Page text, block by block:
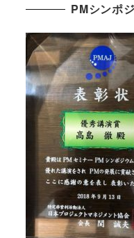
PMシンポ